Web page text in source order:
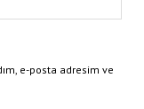
e-posta adresim ve